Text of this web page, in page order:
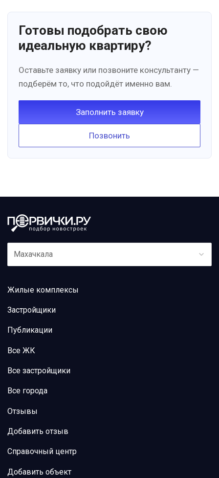
Готовы подобрать свою
идеальную квартиру?
Оставьте заявку или позвоните консультанту —
подберём то, что подойдёт именно вам.
Заполнить заявку
Позвонить
Махачкала
Жилые комплексы
Застройщики
Публикации
Все ЖК
Все застройщики
Все города
Отзывы
Добавить отзыв
Справочный центр
Добавить объект